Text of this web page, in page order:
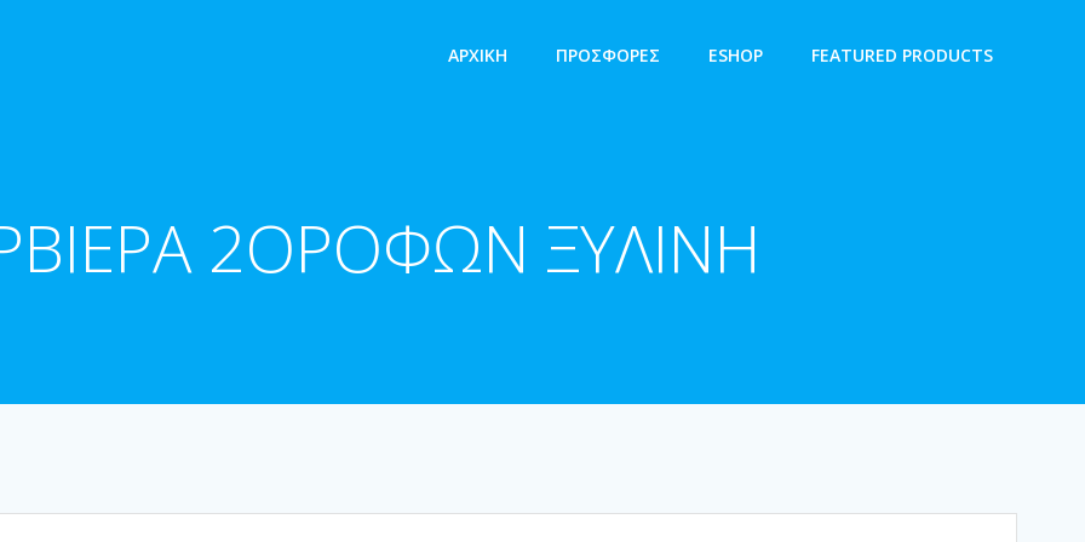
ΑΡΧΙΚΉ ΠΡΟΣΦΟΡΕΣ ESHOP FEATURED PRODUCTS
2ΟΡΟΦΩΝ ΞΥΛΙΝΗ